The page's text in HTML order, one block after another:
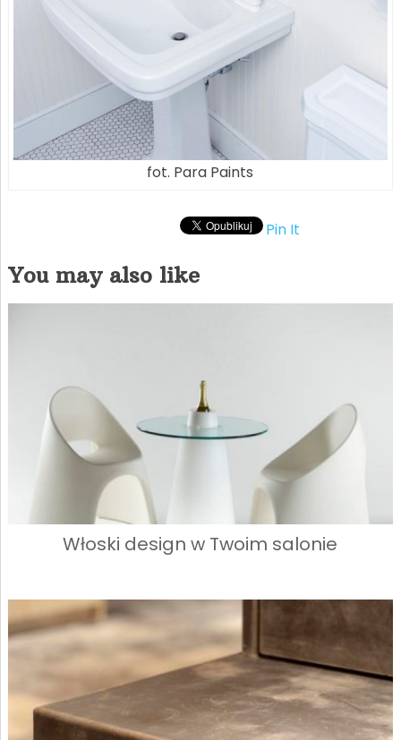
fot. Para Paints
Pin It
You may also like
Włoski design w Twoim salonie